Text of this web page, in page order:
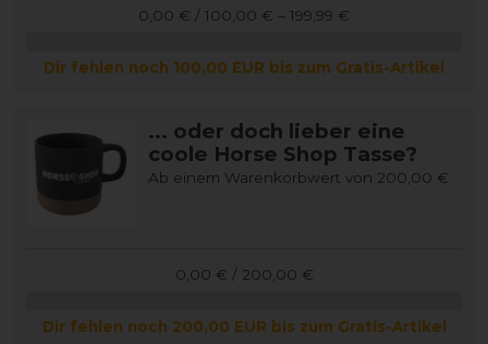
0,00 € / 100,00 € – 199,99 €
Dir fehlen noch 100,00 EUR bis zum Gratis-Artikel
... oder doch lieber eine
coole Horse Shop Tasse?
Ab einem Warenkorbwert von 200,00 €
0,00 € / 200,00 €
Dir fehlen noch 200,00 EUR bis zum Gratis-Artikel